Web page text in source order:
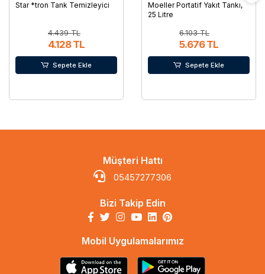
Star *tron Tank Temizleyici
4.439 TL
4.128 TL
Sepete Ekle
Moeller Portatif Yakıt Tankı,
25 Litre
6.103 TL
5.676 TL
Sepete Ekle
Müşteri Hattı
05457277306
Bizi Takip Edin
Mobil Uygulamalarımız